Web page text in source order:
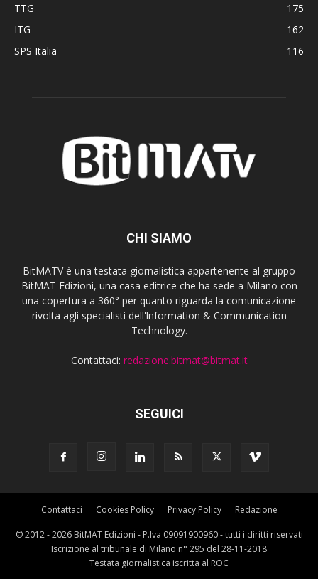
TTG
175
ITG
162
SPS Italia
116
CHI SIAMO
BitMATV è una testata giornalistica appartenente al gruppo
BitMAT Edizioni, una casa editrice che ha sede a Milano con
una copertura a 360° per quanto riguarda la comunicazione
rivolta agli specialisti dell'lnformation & Communication
Technology.
Contattaci: redazione.bitmat@bitmat.it
SEGUICI
Contattaci Cookies Policy Privacy Policy Redazione
© 2012 - 2026 BitMAT Edizioni - P.Iva 09091900960 - tutti i diritti riservati
Iscrizione al tribunale di Milano n° 295 del 28-11-2018
Testata giornalistica iscritta al ROC